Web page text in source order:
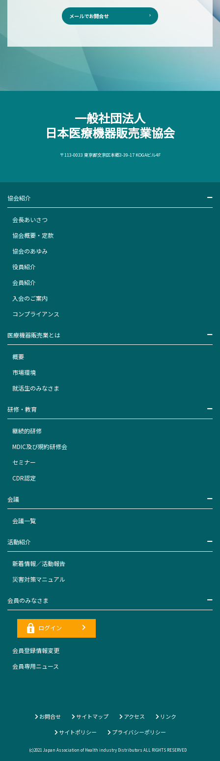
メールでお問合せ
一般社団法人
日本医療機器販売業協会
〒113-0033 東京都文京区本郷3-39-17 KOGAビル4F
協会紹介
会長あいさつ
協会概要・定款
協会のあゆみ
役員紹介
会員紹介
入会のご案内
コンプライアンス
医療機器販売業とは
概要
市場環境
就活生のみなさま
研修・教育
継続的研修
MDIC及び規約研修会
セミナー
CDR認定
会議
会議一覧
活動紹介
新着情報／活動報告
災害対策マニュアル
会員のみなさま
ログイン
会員登録情報変更
会員専用ニュース
お問合せ サイトマップ アクセス
リンク
サイトポリシー
プライバシーポリシー
(c)2021 Japan Association of Health industry Distributors ALL RIGHTS RESERVED